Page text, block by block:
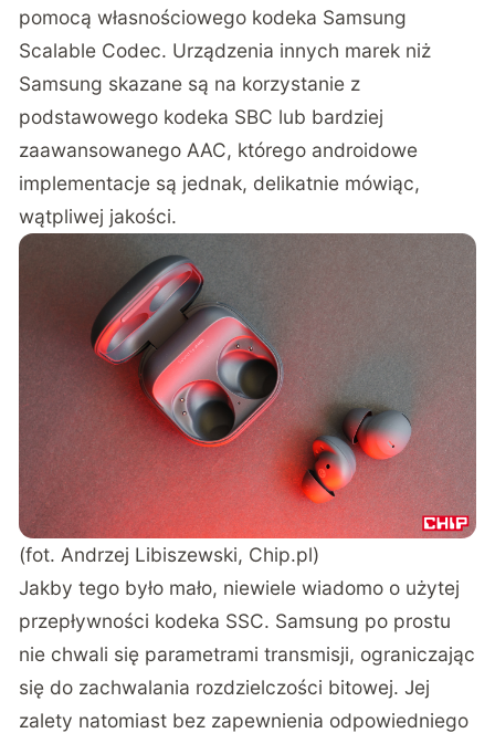
pomocą własnościowego kodeka Samsung
Scalable Codec. Urządzenia innych marek niż
Samsung skazane są na korzystanie z
podstawowego kodeka SBC lub bardziej
zaawansowanego AAC, którego androidowe
implementacje są jednak, delikatnie mówiąc,
wątpliwej jakości.
(fot. Andrzej Libiszewski, Chip.pl)
Jakby tego było mało, niewiele wiadomo o użytej
przepływności kodeka SSC. Samsung po prostu
nie chwali się parametrami transmisji, ograniczając
się do zachwalania rozdzielczości bitowej. Jej
zalety natomiast bez zapewnienia odpowiedniego